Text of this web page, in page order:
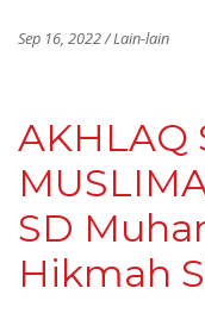
Sep 16, 2022 / Lain-lain
AKHLAQ
SD
Hikmah